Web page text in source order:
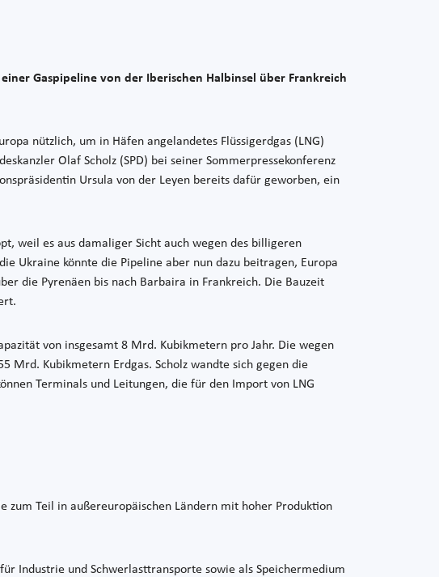
Gaspipeline von der Iberischen Halbinsel über Frankreich
nützlich, um in Häfen angelandetes Flüssigerdgas (LNG)
Olaf Scholz (SPD) bei seiner Sommerpressekonferenz
Ursula von der Leyen bereits dafür geworben, ein
weil es aus damaliger Sicht auch wegen des billigeren
Ukraine könnte die Pipeline aber nun dazu beitragen, Europa
die Pyrenäen bis nach Barbaira in Frankreich. Die Bauzeit
von insgesamt 8 Mrd. Kubikmetern pro Jahr. Die wegen
Mrd. Kubikmetern Erdgas. Scholz wandte sich gegen die
Terminals und Leitungen, die für den Import von LNG
zum Teil in außereuropäischen Ländern mit hoher Produktion
Industrie und Schwerlasttransporte sowie als Speichermedium